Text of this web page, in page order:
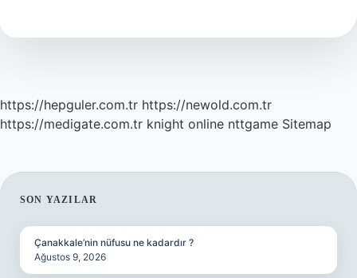
https://hepguler.com.tr https://newold.com.tr
https://medigate.com.tr knight online nttgame Sitemap
SIDEBAR
SON YAZILAR
Çanakkale’nin nüfusu ne kadardır ?
Ağustos 9, 2026